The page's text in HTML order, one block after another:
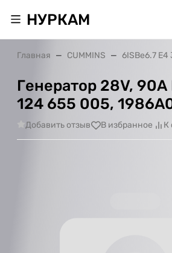
НУРКАМ
Главная CUMMINS 6ISBe6.7 E4
Генератор 28V, 90А
124 655 005,
Добавить отзыв В избранное К